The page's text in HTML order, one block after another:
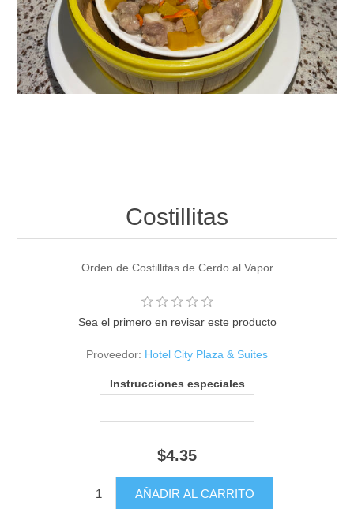
Costillitas
Orden de Costillitas de Cerdo al Vapor
Sea el primero en revisar este producto
Proveedor: Hotel City Plaza & Suites
Instrucciones especiales
$4.35